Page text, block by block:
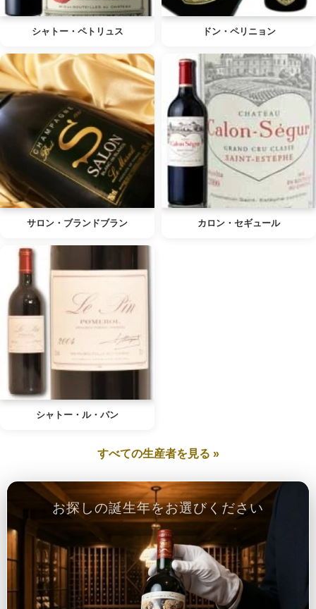
シャトー・ペトリュス ドン・ペリニョン
サロン・ブランドブラン カロン・セギュール
シャトー・ル・パン
すべての生産者を見る »
お探しの誕生年をお選びください